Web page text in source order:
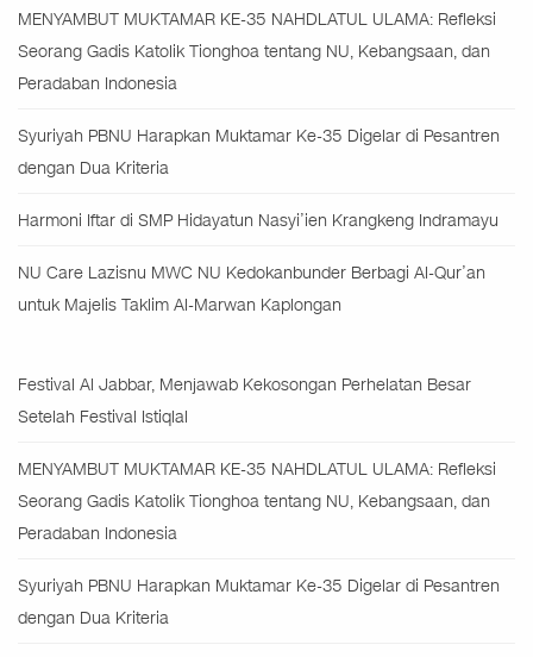
MENYAMBUT MUKTAMAR KE-35 NAHDLATUL ULAMA: Refleksi
Seorang Gadis Katolik Tionghoa tentang NU, Kebangsaan, dan
Peradaban Indonesia
Syuriyah PBNU Harapkan Muktamar Ke-35 Digelar di Pesantren
dengan Dua Kriteria
Harmoni Iftar di SMP Hidayatun Nasyi’ien Krangkeng Indramayu
NU Care Lazisnu MWC NU Kedokanbunder Berbagi Al-Qur’an
untuk Majelis Taklim Al-Marwan Kaplongan
Festival Al Jabbar, Menjawab Kekosongan Perhelatan Besar
Setelah Festival Istiqlal
MENYAMBUT MUKTAMAR KE-35 NAHDLATUL ULAMA: Refleksi
Seorang Gadis Katolik Tionghoa tentang NU, Kebangsaan, dan
Peradaban Indonesia
Syuriyah PBNU Harapkan Muktamar Ke-35 Digelar di Pesantren
dengan Dua Kriteria